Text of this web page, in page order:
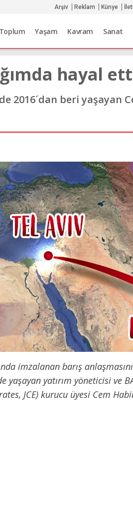
Arşiv Reklam Künye
Toplum Yaşam Kavram Sanat
hayal
2016´dan beri yaşayan
imzalanan barış
yaşayan yatırım yöneticisi ve
JCE) kurucu üyesi Cem